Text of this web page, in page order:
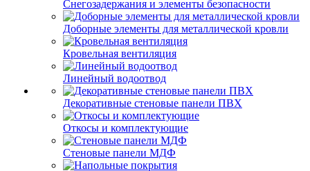
Снегозадержания и элементы безопасности
Доборные элементы для металлической кровли
Кровельная вентиляция
Линейный водоотвод
Декоративные стеновые панели ПВХ
Откосы и комплектующие
Стеновые панели МДФ